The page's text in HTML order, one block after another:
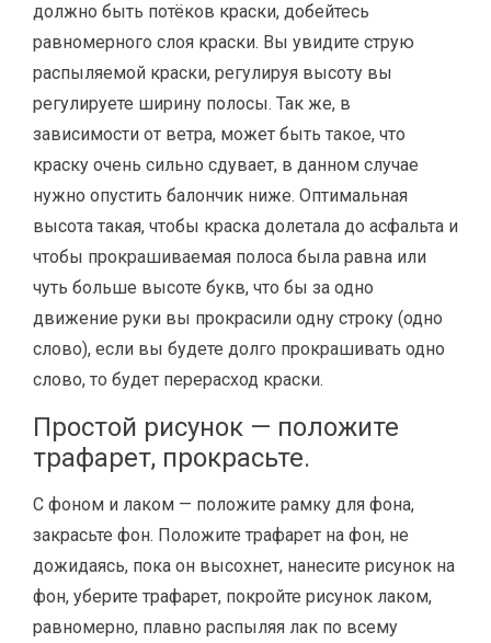
должно быть потёков краски, добейтесь
равномерного слоя краски. Вы увидите струю
распыляемой краски, регулируя высоту вы
регулируете ширину полосы. Так же, в
зависимости от ветра, может быть такое, что
краску очень сильно сдувает, в данном случае
нужно опустить балончик ниже. Оптимальная
высота такая, чтобы краска долетала до асфальта и
чтобы прокрашиваемая полоса была равна или
чуть больше высоте букв, что бы за одно
движение руки вы прокрасили одну строку (одно
слово), если вы будете долго прокрашивать одно
слово, то будет перерасход краски.
Простой рисунок — положите
трафарет, прокрасьте.
С фоном и лаком — положите рамку для фона,
закрасьте фон. Положите трафарет на фон, не
дожидаясь, пока он высохнет, нанесите рисунок на
фон, уберите трафарет, покройте рисунок лаком,
равномерно, плавно распыляя лак по всему